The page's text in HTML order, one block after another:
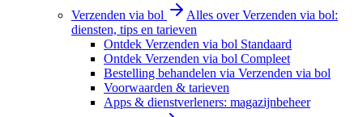
Verzenden via bol
Alles over Verzenden via bol:
diensten, tips en tarieven
Ontdek Verzenden via bol Standaard
Ontdek Verzenden via bol Compleet
Bestelling behandelen via Verzenden via bol
Voorwaarden & tarieven
Apps & dienstverleners: magazijnbeheer